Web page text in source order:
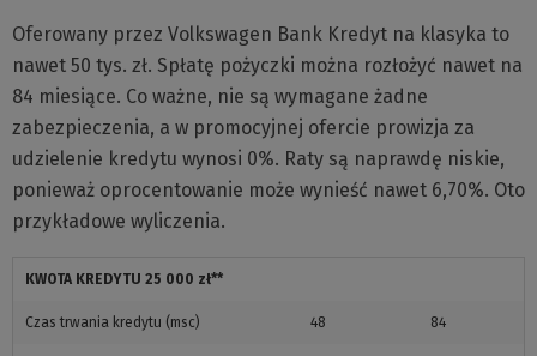
Oferowany przez Volkswagen Bank Kredyt na klasyka to
nawet 50 tys. zł. Spłatę pożyczki można rozłożyć nawet na
84 miesiące. Co ważne, nie są wymagane żadne
zabezpieczenia, a w promocyjnej ofercie prowizja za
udzielenie kredytu wynosi 0%. Raty są naprawdę niskie,
ponieważ oprocentowanie może wynieść nawet 6,70%. Oto
przykładowe wyliczenia.
KWOTA KREDYTU 25 000 zł**
Czas trwania kredytu (msc) 48 84